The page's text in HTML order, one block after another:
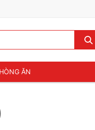
ĂN